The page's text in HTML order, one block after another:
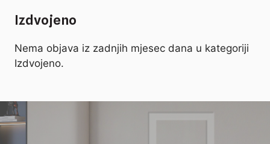
Izdvojeno
Nema objava iz zadnjih mjesec dana u kategoriji
Izdvojeno.